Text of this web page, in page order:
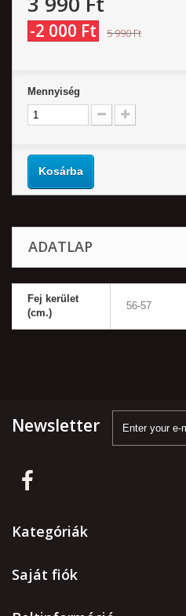
-2 000 Ft‎ 5 990 Ft‎
Mennyiség
Kosárba
ADATLAP
Fej kerület
(cm.)
56-57
Newsletter
Kategóriák
Saját fiók